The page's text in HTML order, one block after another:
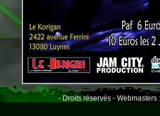
- Droits réservés - Webmasters